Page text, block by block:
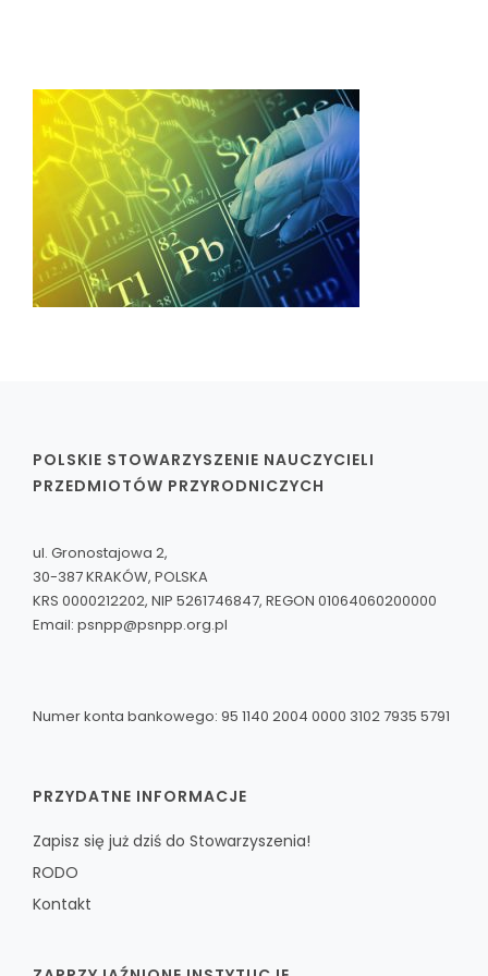
POLSKIE STOWARZYSZENIE NAUCZYCIELI
PRZEDMIOTÓW PRZYRODNICZYCH
ul. Gronostajowa 2,
30-387 KRAKÓW, POLSKA
KRS 0000212202, NIP 5261746847, REGON 01064060200000
Email: psnpp@psnpp.org.pl
Numer konta bankowego: 95 1140 2004 0000 3102 7935 5791
PRZYDATNE INFORMACJE
Zapisz się już dziś do Stowarzyszenia!
RODO
Kontakt